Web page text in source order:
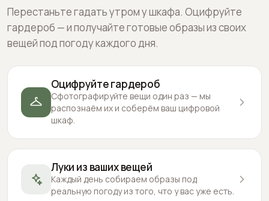
Перестаньте гадать утром у шкафа. Оцифруйте
гардероб — и получайте готовые образы из своих
вещей под погоду каждого дня.
Оцифруйте гардероб
Сфотографируйте вещи один раз — мы
распознаём их и соберём ваш цифровой
шкаф.
Луки из ваших вещей
Каждый день собираем образы под
реальную погоду из того, что у вас уже есть.